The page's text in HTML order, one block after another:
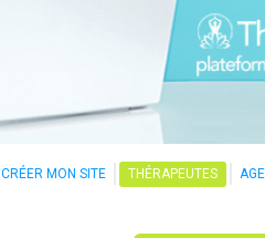
CRÉER MON SITE THÉRAPEUTES